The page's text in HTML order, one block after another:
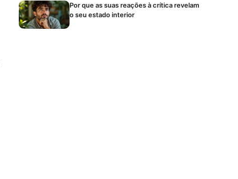
Por que as suas reações à crítica revelam
o seu estado interior